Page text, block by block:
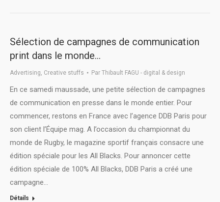
Sélection de campagnes de communication
print dans le monde…
Advertising Creative stuffs Par Thibault FAGU - digital & design
En ce samedi maussade, une petite sélection de campagnes
de communication en presse dans le monde entier. Pour
commencer, restons en France avec l’agence DDB Paris pour
son client l’Équipe mag. A l’occasion du championnat du
monde de Rugby, le magazine sportif français consacre une
édition spéciale pour les All Blacks. Pour annoncer cette
édition spéciale de 100% All Blacks, DDB Paris a créé une
campagne…
Détails